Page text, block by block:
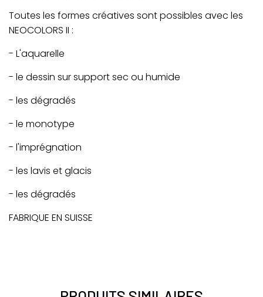
Toutes les formes créatives sont possibles avec les
NEOCOLORS II :
- L'aquarelle
- le dessin sur support sec ou humide
- les dégradés
- le monotype
- l'imprégnation
- les lavis et glacis
- les dégradés
FABRIQUE EN SUISSE